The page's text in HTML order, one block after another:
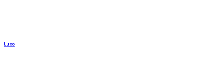
Luxo